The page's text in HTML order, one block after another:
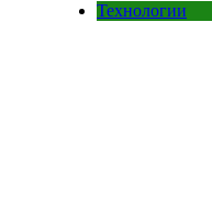
Технологии